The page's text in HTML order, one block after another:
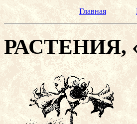
Главная
РАСТЕНИЯ,